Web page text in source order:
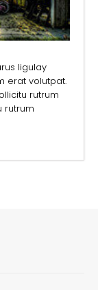
ligulay
erat volutpat.
rutrum
rutrum